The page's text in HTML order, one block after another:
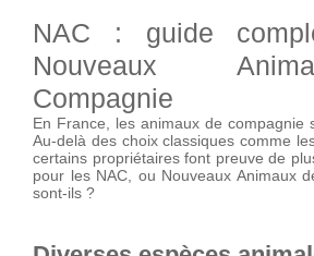
NAC : guide
Nouveaux
Compagnie
En France, les animaux de compagnie
Au-delà des choix classiques comme
certains propriétaires font preuve de
pour les NAC, ou Nouveaux Animaux
sont-ils ?